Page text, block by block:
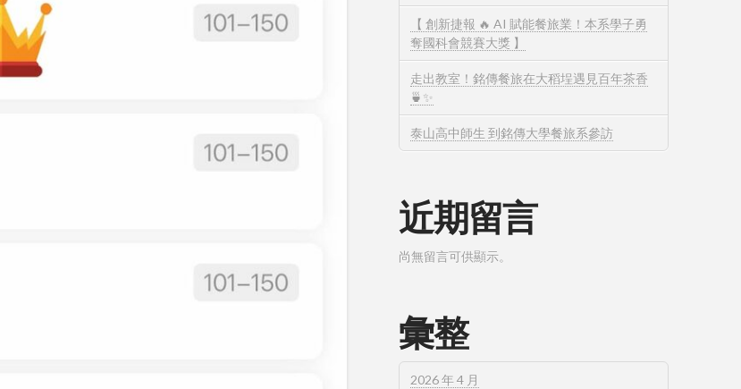
【 創新捷報 🔥 AI 賦能餐旅業！本系學子勇
奪國科會競賽大獎 】
走出教室！銘傳餐旅在大稻埕遇見百年茶香
🍵✨
泰山高中師生 到銘傳大學餐旅系參訪
近期留言
尚無留言可供顯示。
彙整
2026 年 4 月